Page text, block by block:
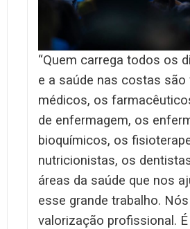
“Quem carrega todos os
e a saúde nas costas são
médicos, os
de enfermagem, os
bioquímicos, os
nutricionistas, os
áreas da saúde que nos
esse grande trabalho.
valorização profissional.